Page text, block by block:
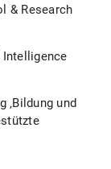
& Research
Intelligence
‚Bildung und